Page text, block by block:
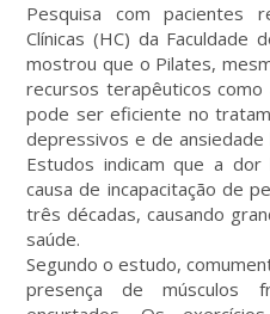
Pesquisa com pacientes
Clínicas (HC) da Faculdade
mostrou que o Pilates,
recursos terapêuticos
pode ser eficiente no
depressivos e de
Estudos indicam que a
causa de incapacitação de
três décadas, causando
saúde.
Segundo o estudo,
presença de músculos